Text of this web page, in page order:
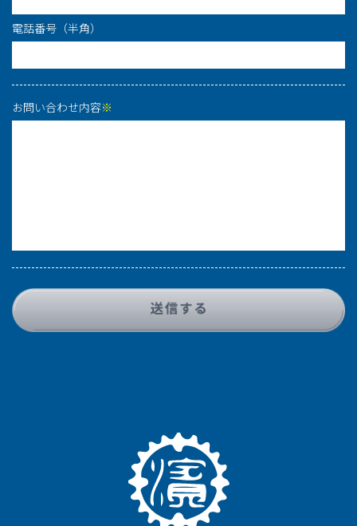
電話番号（半角）
お問い合わせ内容※